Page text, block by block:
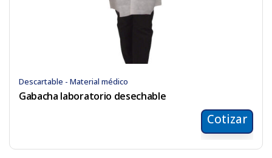
Descartable - Material médico
Gabacha laboratorio desechable
Cotizar